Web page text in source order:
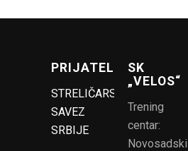
PRIJATELJI
STRELIČARSKI
SAVEZ
SRBIJE
SK
„VELOS“
Trening
centar:
Novosadski